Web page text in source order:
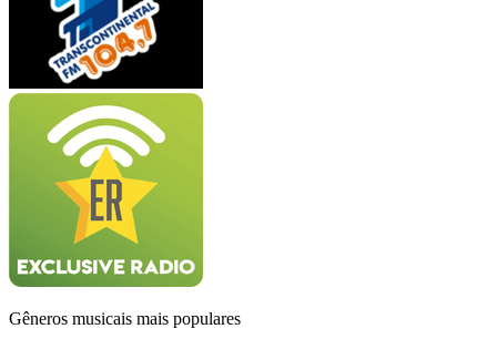
Gêneros musicais mais populares